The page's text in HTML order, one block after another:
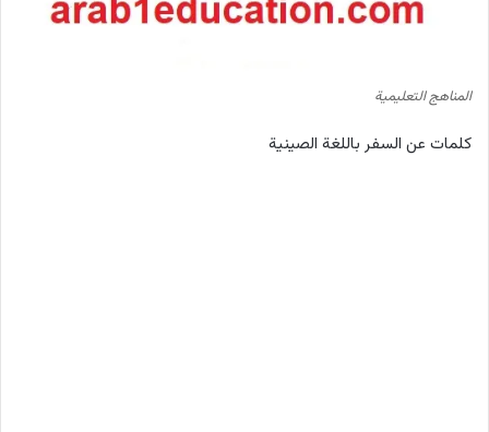
المناهج التعليمية
كلمات عن السفر باللغة الصينية